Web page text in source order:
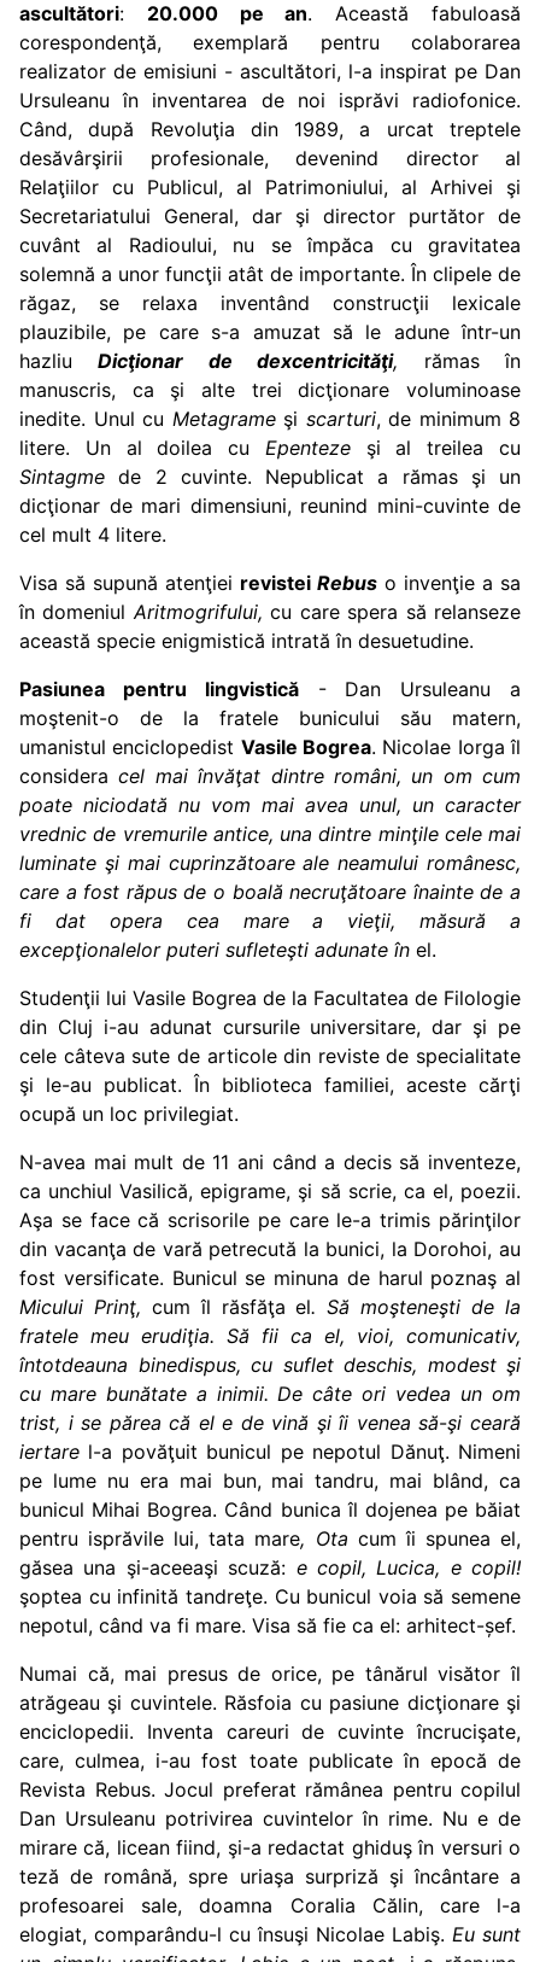
ascultători: 20.000 pe an. Această fabuloasă
corespondenţă, exemplară pentru colaborarea
realizator de emisiuni - ascultători, l-a inspirat pe Dan
Ursuleanu în inventarea de noi isprăvi radiofonice.
Când, după Revoluţia din 1989, a urcat treptele
desăvârşirii profesionale, devenind director al
Relaţiilor cu Publicul, al Patrimoniului, al Arhivei şi
Secretariatului General, dar şi director purtător de
cuvânt al Radioului, nu se împăca cu gravitatea
solemnă a unor funcţii atât de importante. În clipele de
răgaz, se relaxa inventând construcţii lexicale
plauzibile, pe care s-a amuzat să le adune într-un
hazliuDicţionar de dexcentricităţi, rămas în
manuscris, ca şi alte trei dicţionare voluminoase
inedite. Unul cu Metagrameşi scarturi, de minimum 8
litere. Un al doilea cu Epentezeşi al treilea cu
Sintagme de 2 cuvinte. Nepublicat a rămas şi un
dicţionar de mari dimensiuni, reunind mini-cuvinte de
cel mult 4 litere.
Visa să supună atenţiei revistei Rebus o invenţie a sa
în domeniulAritmogrifului, cu care spera să relanseze
această specie enigmistică intrată în desuetudine.
Pasiunea pentru lingvistică- Dan Ursuleanu a
moştenit-o de la fratele bunicului său matern,
umanistul enciclopedist Vasile Bogrea. Nicolae Iorga îl
consideracel mai învăţat dintre români, un om cum
poate niciodată nu vom mai avea unul, un caracter
vrednic de vremurile antice, una dintre minţile cele mai
luminate şi mai cuprinzătoare ale neamului românesc,
care a fost răpus de o boală necruţătoare înainte de a
fi dat opera cea mare a vieţii, măsură a
excepţionalelor puteri sufleteşti adunate în el.
Studenţii lui Vasile Bogrea de la Facultatea de Filologie
din Cluj i-au adunat cursurile universitare, dar şi pe
cele câteva sute de articole din reviste de specialitate
şi le-au publicat. În biblioteca familiei, aceste cărţi
ocupă un loc privilegiat.
N-avea mai mult de 11 ani când a decis să inventeze,
ca unchiul Vasilică, epigrame, şi să scrie, ca el, poezii.
Aşa se face că scrisorile pe care le-a trimis părinţilor
din vacanţa de vară petrecută la bunici, la Dorohoi, au
fost versificate. Bunicul se minuna de harul poznaş al
Micului Prinţ, cum îl răsfăţa el. Să moşteneşti de la
fratele meu erudiţia. Să fii ca el, vioi, comunicativ,
întotdeauna binedispus, cu suflet deschis, modest şi
cu mare bunătate a inimii. De câte ori vedea un om
trist, i se părea că el e de vină şi îi venea să-şi ceară
iertare l-a povăţuit bunicul pe nepotul Dănuţ. Nimeni
pe lume nu era mai bun, mai tandru, mai blând, ca
bunicul Mihai Bogrea. Când bunica îl dojenea pe băiat
pentru isprăvile lui, tata mare, Ota cum îi spunea el,
găsea una şi-aceeaşi scuză: e copil, Lucica, e copil!
şoptea cu infinită tandreţe. Cu bunicul voia să semene
nepotul, când va fi mare. Visa să fie ca el: arhitect-șef.
Numai că, mai presus de orice, pe tânărul visător îl
atrăgeau şi cuvintele. Răsfoia cu pasiune dicţionare şi
enciclopedii. Inventa careuri de cuvinte încrucişate,
care, culmea, i-au fost toate publicate în epocă de
Revista Rebus. Jocul preferat rămânea pentru copilul
Dan Ursuleanu potrivirea cuvintelor în rime. Nu e de
mirare că, licean fiind, şi-a redactat ghiduş în versuri o
teză de română, spre uriaşa surpriză şi încântare a
profesoarei sale, doamna Coralia Călin, care l-a
elogiat, comparându-l cu însuşi Nicolae Labiş. Eu sunt